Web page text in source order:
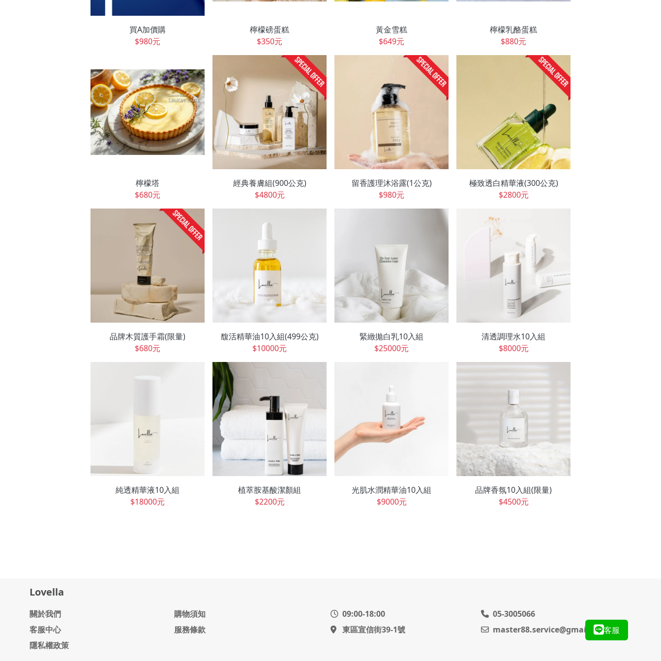
買A加價購
$980元
檸檬磅蛋糕
$350元
黃金雪糕
$649元
檸檬乳酪蛋糕
$880元
檸檬塔
$680元
經典養膚組(900公克)
$4800元
留香護理沐浴露(1公克)
$980元
極致透白精華液(300公克)
$2800元
品牌木質護手霜(限量)
$680元
馥活精華油10入組(499公克)
$10000元
緊緻拋白乳10入組
$25000元
清透調理水10入組
$8000元
純透精華液10入組
$18000元
植萃胺基酸潔顏組
$2200元
光肌水潤精華油10入組
$9000元
品牌香氛10入組(限量)
$4500元
客服
Lovella
關於我們
購物須知
客服中心
服務條款
隱私權政策
09:00-18:00
05-3005066
東區宣信街39-1號
master88.service@gmail.com